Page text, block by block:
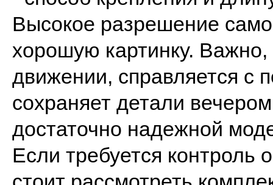
Высокое разрешение
хорошую картинку. Важно,
движении, справляется с
сохраняет детали
достаточно надежной
Если требуется контроль